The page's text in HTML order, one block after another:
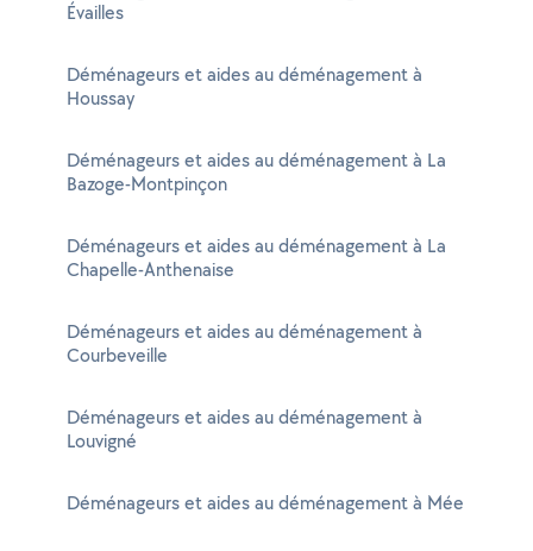
Évailles
Déménageurs et aides au déménagement à
Houssay
Déménageurs et aides au déménagement à La
Bazoge-Montpinçon
Déménageurs et aides au déménagement à La
Chapelle-Anthenaise
Déménageurs et aides au déménagement à
Courbeveille
Déménageurs et aides au déménagement à
Louvigné
Déménageurs et aides au déménagement à Mée